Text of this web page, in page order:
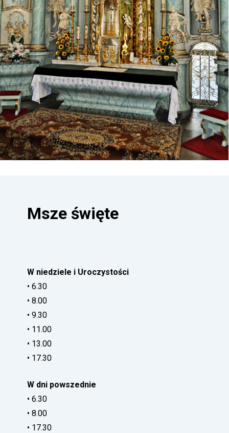
Msze święte
W niedziele i Uroczystości
• 6.30
• 8.00
• 9.30
• 11.00
• 13.00
• 17.30
W dni powszednie
• 6.30
• 8.00
• 17.30